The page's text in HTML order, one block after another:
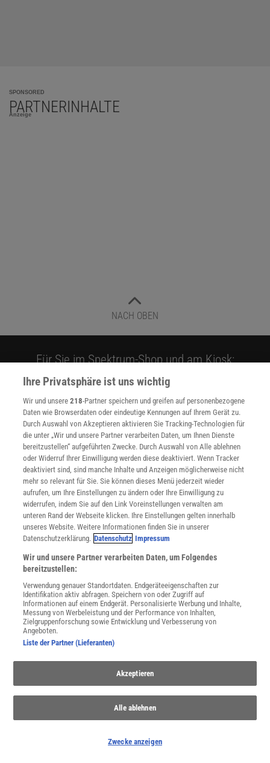
SPONSORED
PARTNERINHALTE
Anzeige
NACH OBEN
Für Sie im Spektrum-Shop und am Kiosk:
WEITERE NEUERSCHEINUNGEN SPEKTRUM SHOP
Spektrum.de-Newsletter abonnieren
JETZT ANMELDEN!
Sie können unsere Newsletter jederzeit wieder abbestellen. Infos zu unserem Umgang
mit Ihren personenbezogenen Daten finden Sie in unserer
SERVICES
Newsletter
Kontakt
Verträge kündigen
Ihre Privatsphäre ist uns wichtig
Wir und unsere218-Partner speichern und greifen auf personenbezogene
Daten wie Browserdaten oder eindeutige Kennungen auf Ihrem Gerät zu.
Durch Auswahl von Akzeptieren aktivieren Sie Tracking-Technologien für
die unter „Wir und unsere Partner verarbeiten Daten, um Ihnen Dienste
bereitzustellen“ aufgeführten Zwecke. Durch Auswahl von Alle ablehnen
oder Widerruf Ihrer Einwilligung werden diese deaktiviert. Wenn Tracker
deaktiviert sind, sind manche Inhalte und Anzeigen möglicherweise nicht
mehr so relevant für Sie. Sie können dieses Menü jederzeit wieder
aufrufen, um Ihre Einstellungen zu ändern oder Ihre Einwilligung zu
widerrufen, indem Sie auf den Link Voreinstellungen verwalten am
unteren Rand der Webseite klicken. Ihre Einstellungen gelten innerhalb
unseres Website. Weitere Informationen finden Sie in unserer
Datenschutzerklärung. Datenschutz Impressum
Wir und unsere Partner verarbeiten Daten, um Folgendes
bereitzustellen:
Verwendung genauer Standortdaten. Endgeräteeigenschaften zur
Identifikation aktiv abfragen. Speichern von oder Zugriff auf
Informationen auf einem Endgerät. Personalisierte Werbung und Inhalte,
Messung von Werbeleistung und der Performance von Inhalten,
Zielgruppenforschung sowie Entwicklung und Verbesserung von
Angeboten.
Liste der Partner (Lieferanten)
Akzeptieren
Alle ablehnen
Zwecke anzeigen